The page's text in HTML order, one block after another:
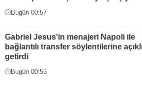
Bugün 00:57
Gabriel Jesus'in menajeri Napoli ile
bağlantılı transfer söylentilerine
getirdi
Bugün 00:55